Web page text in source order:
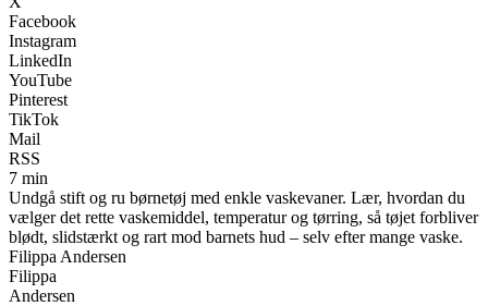
Facebook
Instagram
LinkedIn
YouTube
Pinterest
TikTok
Mail
RSS
7 min
Undgå stift og ru børnetøj med enkle vaskevaner. Lær, hvordan du
vælger det rette vaskemiddel, temperatur og tørring, så tøjet forbliver
blødt, slidstærkt og rart mod barnets hud – selv efter mange vaske.
Filippa Andersen
Filippa
Andersen